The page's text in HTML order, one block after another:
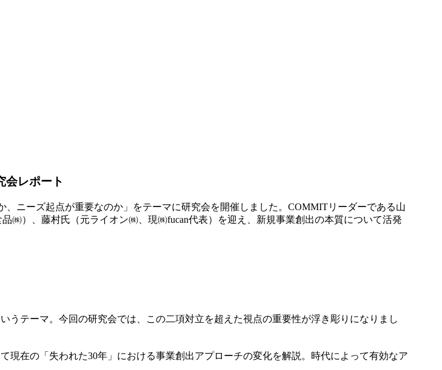
会レポート
ニーズ起点が重要なのか」をテーマに研究会を開催しました。COMMITリーダーである山
㈱）、藤村氏（元ライオン㈱、現㈱fucan代表）を迎え、新規事業創出の本質について活発
テーマ。今回の研究会では、この二項対立を超えた視点の重要性が浮き彫りになりまし
在の「失われた30年」における事業創出アプローチの変化を解説。時代によって有効なア